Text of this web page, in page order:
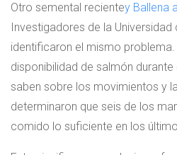
Otro semental recientey Ballena
Investigadores de la Universidad
identificaron el mismo
disponibilidad de salmón
saben sobre los movimientos y
determinaron que seis de los
comido lo suficiente en los